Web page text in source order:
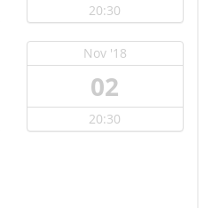
20:30
Nov '18
02
20:30